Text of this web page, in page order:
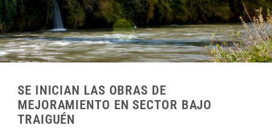
SE INICIAN LAS OBRAS DE
MEJORAMIENTO EN SECTOR BAJO
TRAIGUÉN